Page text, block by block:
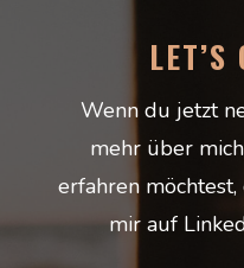
LET’S
Wenn du jetzt
mehr über
erfahren
mir auf